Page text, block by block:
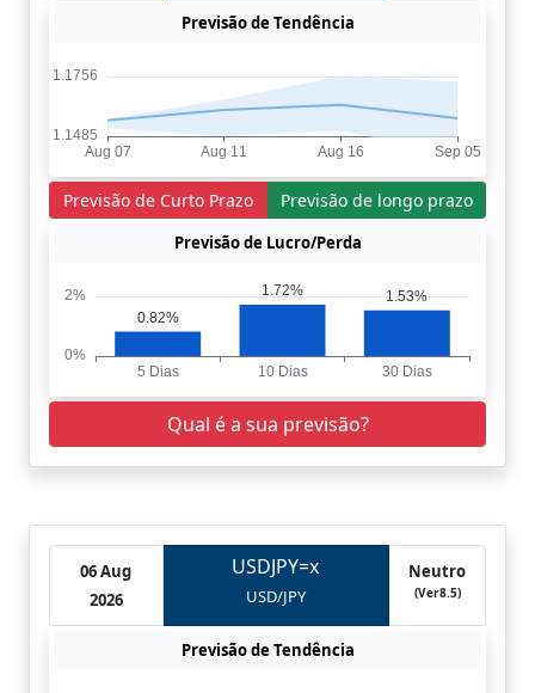
Previsão de Tendência
Previsão de Curto Prazo Previsão de longo prazo
Previsão de Lucro/Perda
Qual é a sua previsão?
06 Aug
2026
USDJPY=x
USD/JPY
Neutro
(Ver8.5)
Previsão de Tendência